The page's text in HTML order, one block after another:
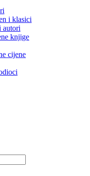
i klasici
autori
knjige
cijene